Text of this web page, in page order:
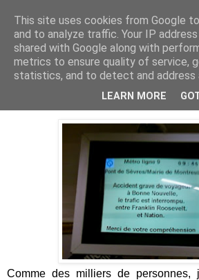
Je pense donc
mardi 4 septembre 2012
Accidents graves de
Comme des milliers de personnes,
This site uses cookies from Google
and to analyze traffic. Your IP
shared with Google along with
metrics to ensure quality of service,
statistics, and to detect and address
LEARN MORE